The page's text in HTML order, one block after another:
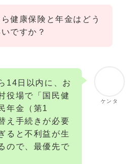
健康保険と年金はどう
ですか？
ケンタ
14日以内に、お
役場で「国民健
年金（第1
え手続きが必要
ると不利益が生
ので、最優先で